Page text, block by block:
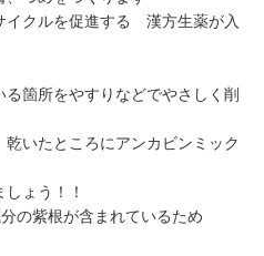
クルを促進する 漢方生薬が入
箇所をやすりなどでやさしく削
いたところにアンカビンミック
ょう！！
の紫根が含まれているため